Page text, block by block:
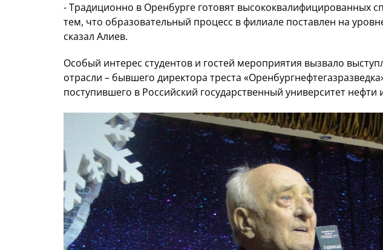
- Традиционно в Оренбурге готовят высококвалифицированных
тем, что образовательный процесс в филиале поставлен на
сказал Алиев.
Особый интерес студентов и гостей мероприятия вызвало
отрасли – бывшего директора треста
поступившего в Российский государственный университет нефти